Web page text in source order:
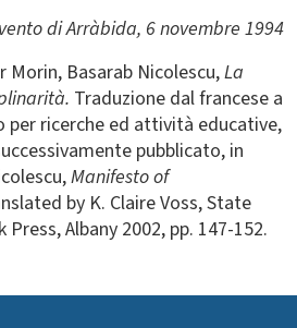
di Arràbida, 6 novembre 1994
Morin, Basarab Nicolescu,La
Traduzione dal francese a
per ricerche ed attività educative,
pubblicato, in
Manifesto of
by K. Claire Voss, State
Albany 2002, pp. 147-152.